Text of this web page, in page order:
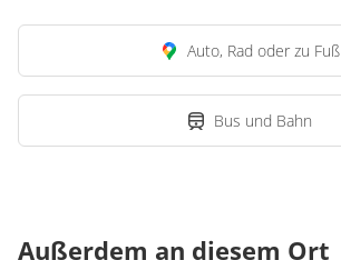
Auto, Rad oder zu Fuß
Bus und Bahn
Außerdem an diesem Ort